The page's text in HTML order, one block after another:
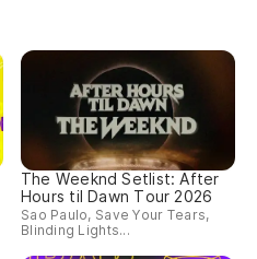
The Weeknd Setlist: After
Hours til Dawn Tour 2026
Sao Paulo, Save Your Tears,
Blinding Lights...